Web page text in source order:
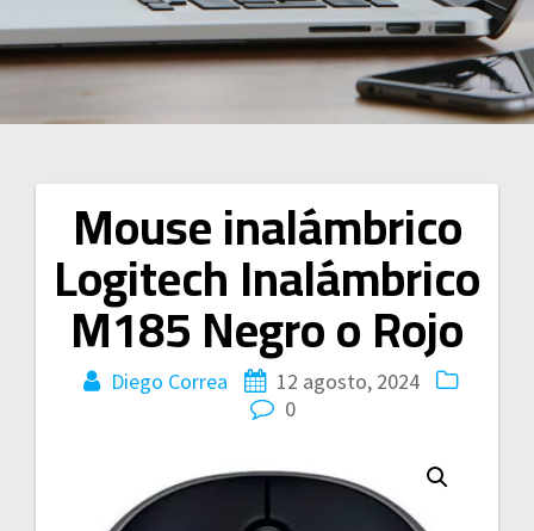
Mouse inalámbrico
Logitech Inalámbrico
M185 Negro o Rojo
Diego Correa
12 agosto, 2024
0
Navegación
de
entradas